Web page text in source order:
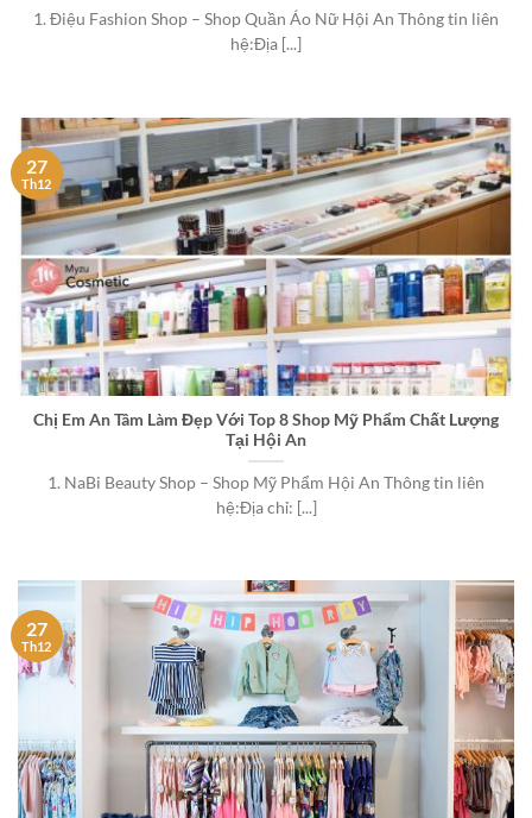
1. Điệu Fashion Shop – Shop Quần Áo Nữ Hội An Thông tin liên
hệ:Địa [...]
Chị Em An Tâm Làm Đẹp Với Top 8 Shop Mỹ Phẩm Chất Lượng
Tại Hội An
1. NaBi Beauty Shop – Shop Mỹ Phẩm Hội An Thông tin liên
hệ:Địa chỉ: [...]
27
Th12
27
Th12